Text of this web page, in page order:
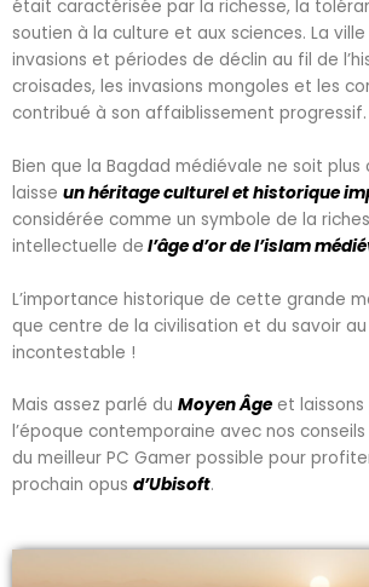
était caractérisée par la richesse, la
soutien à la culture et aux sciences. La
invasions et périodes de déclin au fil de
croisades, les invasions mongoles et les
contribué à son affaiblissement progressif.
Bien que la Bagdad médiévale ne soit plus
laisse un héritage culturel et historique
considérée comme un symbole de la
intellectuelle de l’âge d’or de l’islam
L’importance historique de cette grande
que centre de la civilisation et du savoir
incontestable !
Mais assez parlé du Moyen Âge et
l’époque contemporaine avec nos
du meilleur PC Gamer possible pour
prochain opus d’Ubisoft.